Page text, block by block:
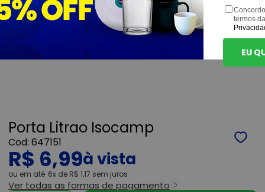
Porta Litrao Isocamp
647151
R$ 6,99
ou 6x de R$ 1,17 sem juros
Ver todas as formas de pagamento
termos
EU